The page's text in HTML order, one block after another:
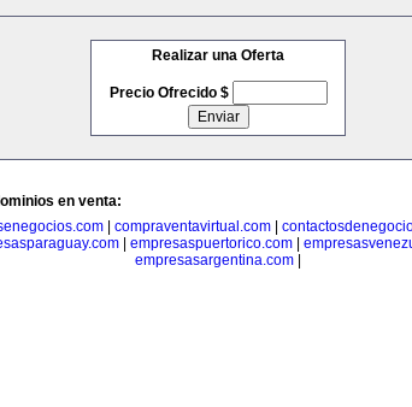
Realizar una Oferta
Precio Ofrecido $
en venta:
| compraventavirtual.com|
| empresaspuertorico.com|
empresasargentina.com